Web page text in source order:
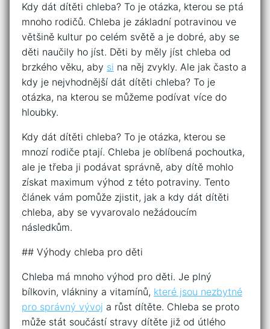
Kdy dát dítěti chleba? To je otázka, kterou se ptá
mnoho rodičů. Chleba je základní potravinou ve
většině kultur po celém světě a je dobré, aby se
děti naučily ho jíst. Děti by měly jíst chleba od
brzkého věku, aby si na něj zvykly. Ale jak často a
kdy je nejvhodnější dát dítěti chleba? To je
otázka, na kterou se můžeme podívat více do
hloubky.
Kdy dát dítěti chleba? To je otázka, kterou se
mnozí rodiče ptají. Chleba je oblíbená pochoutka,
ale je třeba ji podávat správně, aby dítě mohlo
získat maximum výhod z této potraviny. Tento
článek vám pomůže zjistit, jak a kdy dát dítěti
chleba, aby se vyvarovalo nežádoucím
následkům.
## Výhody chleba pro děti
Chleba má mnoho výhod pro děti. Je plný
bílkovin, vlákniny a vitamínů, které jsou nezbytné
pro správný vývoj a růst dítěte. Chleba se proto
může stát součástí stravy dítěte již od útlého